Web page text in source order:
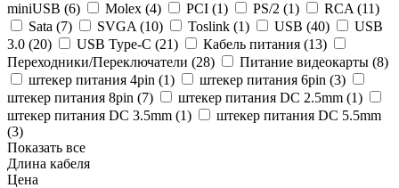
miniUSB (6) Molex (4) PCI (1) PS/2 (1) RCA (11)
Sata (7) SVGA (10) Toslink (1) USB (40)
USB
3.0 (20) USB Type-C (21) Кабель питания (13)
Переходники/Переключатели (28) Питание видеокарты (8)
штекер питания 4pin (1) штекер питания 6pin (3)
штекер питания 8pin (7) штекер питания DC 2.5mm (1)
штекер питания DC 3.5mm (1)
штекер питания DC 5.5mm
(3)
Показать все
Длина кабеля
Цена